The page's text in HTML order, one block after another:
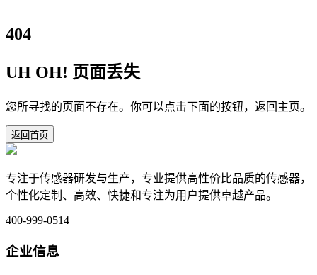
404
UH OH! 页面丢失
您所寻找的页面不存在。你可以点击下面的按钮，返回主页。
返回首页
专注于传感器研发与生产，专业提供高性价比品质的传感器，
个性化定制、高效、快捷和专注为用户提供卓越产品。
400-999-0514
企业信息